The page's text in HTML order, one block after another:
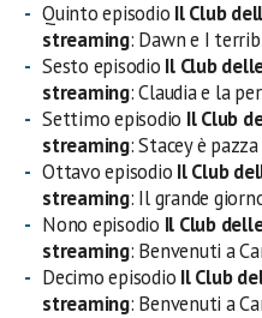
Quinto episodio Il Club
streaming: Dawn e I
Sesto episodio Il Club
streaming: Claudia e la
Settimo episodio Il Club
streaming: Stacey è
Ottavo episodio Il Club
streaming: Il grande
Nono episodio Il Club
streaming: Benvenuti a
Decimo episodio Il Club
streaming: Benvenuti a